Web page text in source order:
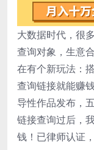
大数据时代，很
查询对象，生意
在有个新玩法：
查询链接就能赚
导性作品发布，
链接查询过后，
钱！已律师认证